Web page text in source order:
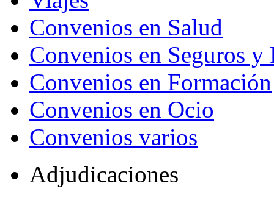
Convenios en Salud
Convenios en Seguros y
Convenios en Formación
Convenios en Ocio
Convenios varios
Adjudicaciones